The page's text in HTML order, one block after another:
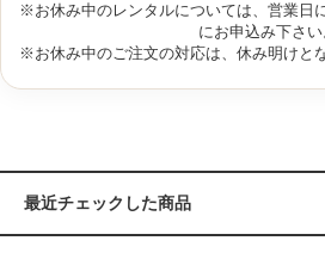
※お休み中のレンタルについては、営業日
にお申込み下さい
※お休み中のご注文の対応は、休み明けと
最近チェックした商品